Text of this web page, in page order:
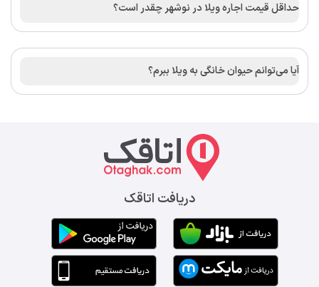
حداقل قیمت اجاره ویلا در نوشهر چقدر است؟
آیا می‌توانم حیوان خانگی به ویلا ببرم؟
دریافت اتاقک